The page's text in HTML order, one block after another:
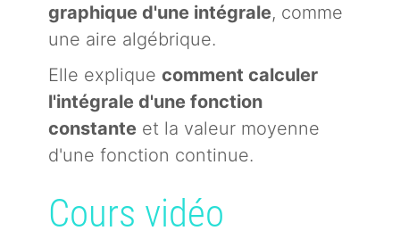
graphique d'une intégrale, comme
une aire algébrique.
Elle explique comment calculer
l'intégrale d'une fonction
constante et la valeur moyenne
d'une fonction continue.
Cours vidéo